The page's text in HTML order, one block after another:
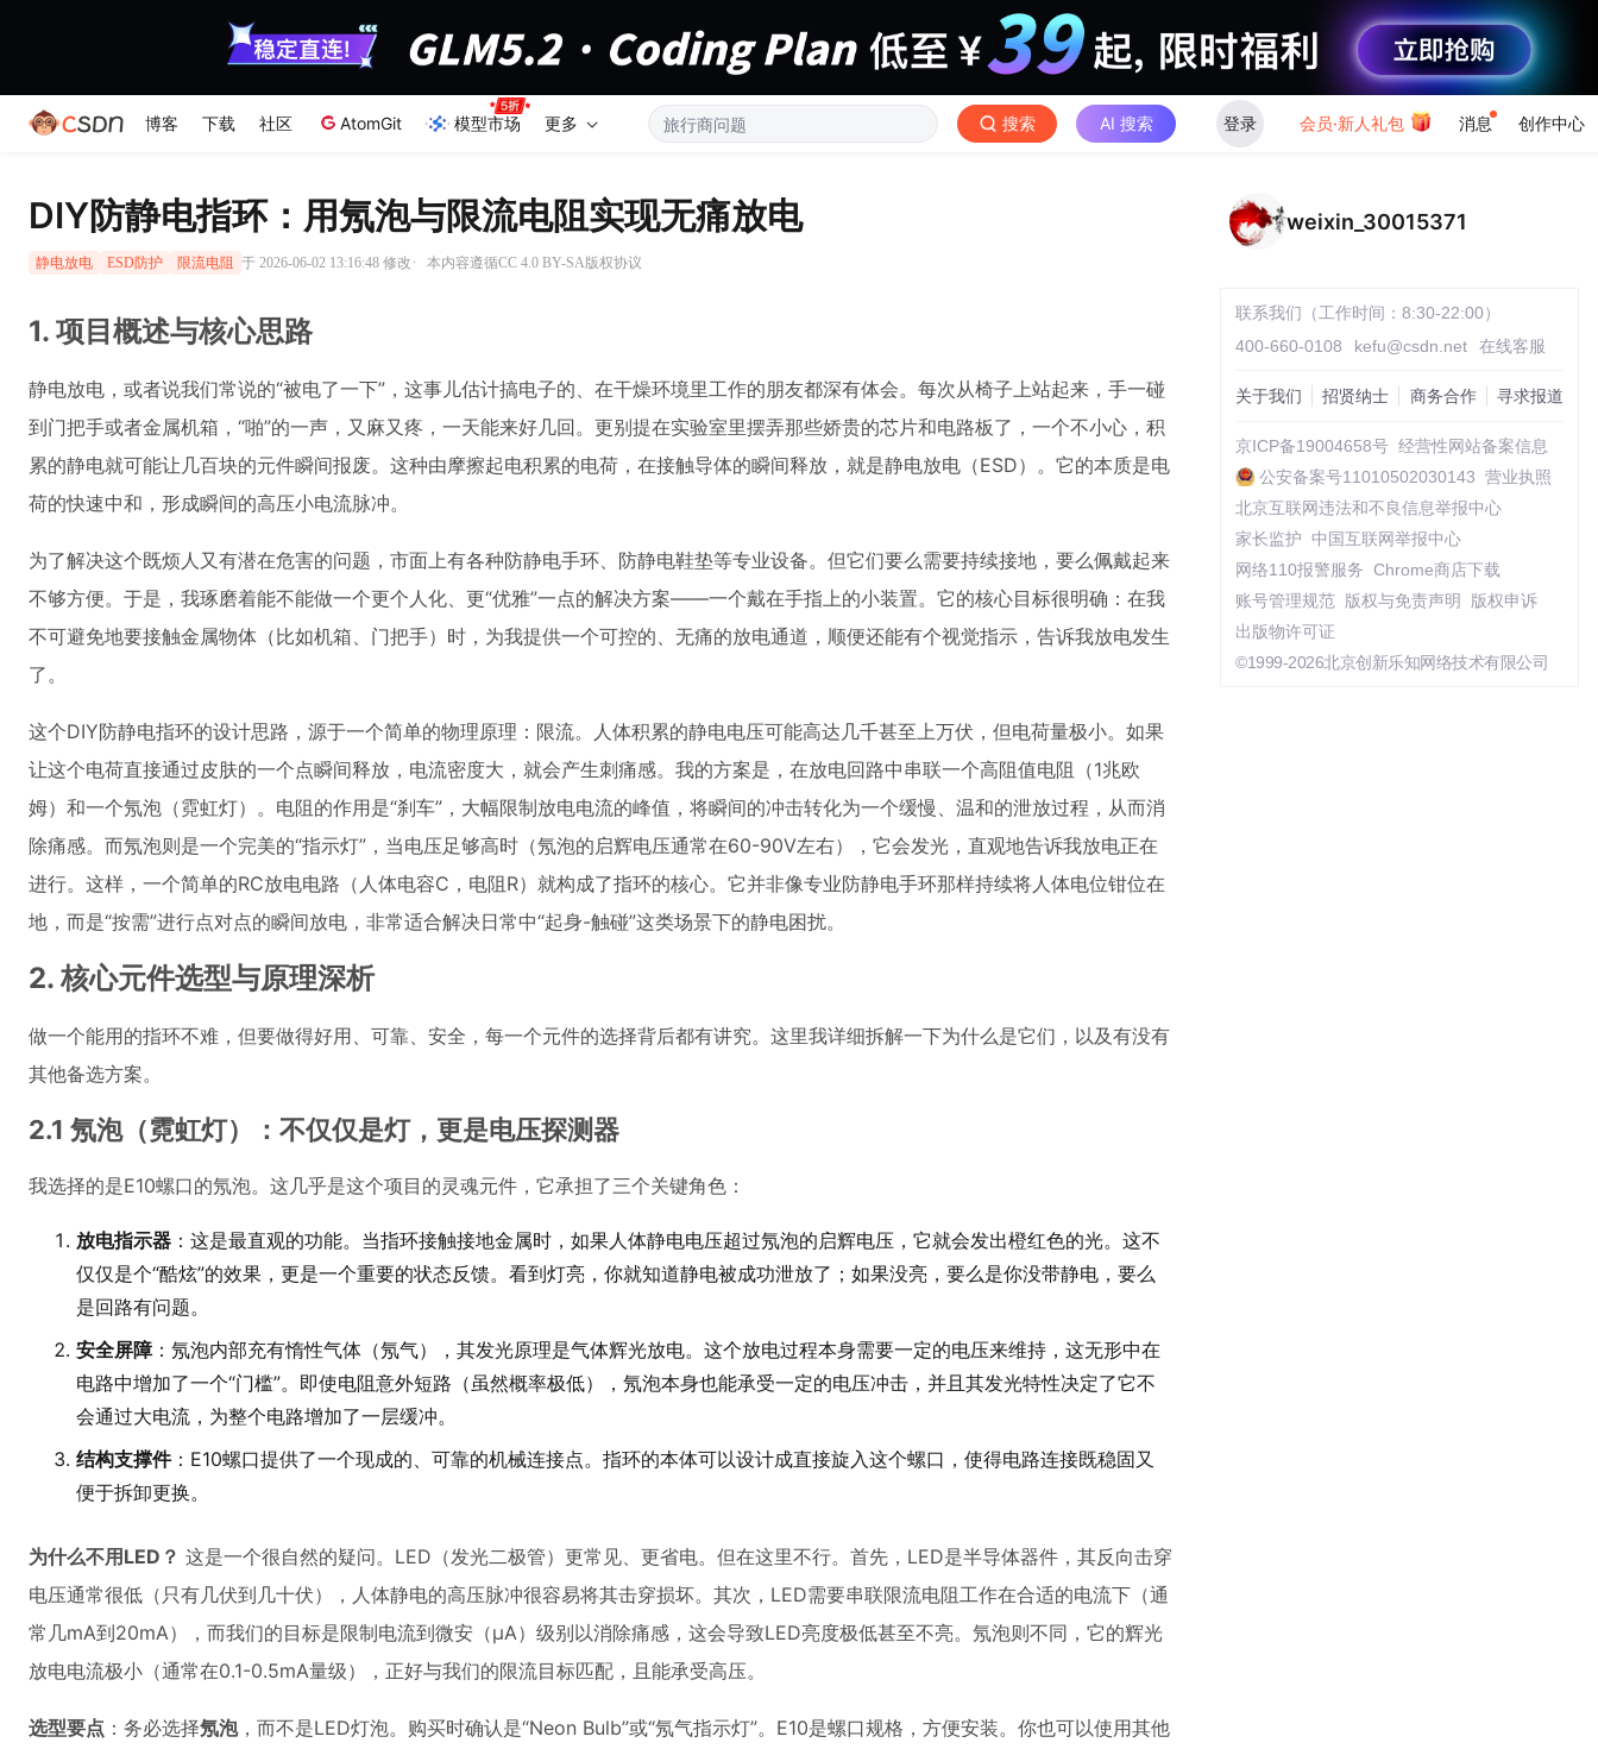
博客 下载 社区 AtomGit 模型市场 更多 搜索 AI 搜索 登录 会员·新人礼包 消息 创作中心
DIY防静电指环：用氖泡与限流电阻实现无痛放电
静电放电 ESD防护 限流电阻 于 2026-06-02 13:16:48 修改· 本内容遵循CC 4.0 BY-SA版权协议
1. 项目概述与核心思路
静电放电，或者说我们常说的“被电了一下”，这事儿估计搞电子的、在干燥环境里工作的朋友都深有体会。每次从椅子上站起来，手一碰
到门把手或者金属机箱，“啪”的一声，又麻又疼，一天能来好几回。更别提在实验室里摆弄那些娇贵的芯片和电路板了，一个不小心，积
累的静电就可能让几百块的元件瞬间报废。这种由摩擦起电积累的电荷，在接触导体的瞬间释放，就是静电放电（ESD）。它的本质是电
荷的快速中和，形成瞬间的高压小电流脉冲。
为了解决这个既烦人又有潜在危害的问题，市面上有各种防静电手环、防静电鞋垫等专业设备。但它们要么需要持续接地，要么佩戴起来
不够方便。于是，我琢磨着能不能做一个更个人化、更“优雅”一点的解决方案——一个戴在手指上的小装置。它的核心目标很明确：在我
不可避免地要接触金属物体（比如机箱、门把手）时，为我提供一个可控的、无痛的放电通道，顺便还能有个视觉指示，告诉我放电发生
了。
这个DIY防静电指环的设计思路，源于一个简单的物理原理：限流。人体积累的静电电压可能高达几千甚至上万伏，但电荷量极小。如果
让这个电荷直接通过皮肤的一个点瞬间释放，电流密度大，就会产生刺痛感。我的方案是，在放电回路中串联一个高阻值电阻（1兆欧
姆）和一个氖泡（霓虹灯）。电阻的作用是“刹车”，大幅限制放电电流的峰值，将瞬间的冲击转化为一个缓慢、温和的泄放过程，从而消
除痛感。而氖泡则是一个完美的“指示灯”，当电压足够高时（氖泡的启辉电压通常在60-90V左右），它会发光，直观地告诉我放电正在
进行。这样，一个简单的RC放电电路（人体电容C，电阻R）就构成了指环的核心。它并非像专业防静电手环那样持续将人体电位钳位在
地，而是“按需”进行点对点的瞬间放电，非常适合解决日常中“起身-触碰”这类场景下的静电困扰。
2. 核心元件选型与原理深析
做一个能用的指环不难，但要做得好用、可靠、安全，每一个元件的选择背后都有讲究。这里我详细拆解一下为什么是它们，以及有没有
其他备选方案。
2.1 氖泡（霓虹灯）：不仅仅是灯，更是电压探测器
我选择的是E10螺口的氖泡。这几乎是这个项目的灵魂元件，它承担了三个关键角色：
放电指示器 ：这是最直观的功能。当指环接触接地金属时，如果人体静电电压超过氖泡的启辉电压，它就会发出橙红色的光。这不
仅仅是个“酷炫”的效果，更是一个重要的状态反馈。看到灯亮，你就知道静电被成功泄放了；如果没亮，要么是你没带静电，要么
是回路有问题。
安全屏障：氖泡内部充有惰性气体（氖气），其发光原理是气体辉光放电。这个放电过程本身需要一定的电压来维持，这无形中在
电路中增加了一个“门槛”。即使电阻意外短路（虽然概率极低），氖泡本身也能承受一定的电压冲击，并且其发光特性决定了它不
会通过大电流，为整个电路增加了一层缓冲。
结构支撑件：E10螺口提供了一个现成的、可靠的机械连接点。指环的本体可以设计成直接旋入这个螺口，使得电路连接既稳固又
便于拆卸更换。
为什么不用LED？ 这是一个很自然的疑问。LED（发光二极管）更常见、更省电。但在这里不行。首先，LED是半导体器件，其反向击穿
电压通常很低（只有几伏到几十伏），人体静电的高压脉冲很容易将其击穿损坏。其次，LED需要串联限流电阻工作在合适的电流下（通
常几mA到20mA），而我们的目标是限制电流到微安（µA）级别以消除痛感，这会导致LED亮度极低甚至不亮。氖泡则不同，它的辉光
放电电流极小（通常在0.1-0.5mA量级），正好与我们的限流目标匹配，且能承受高压。
选型要点 ：务必选择氖泡，而不是LED灯泡。购买时确认是“Neon Bulb”或“氖气指示灯”。E10是螺口规格，方便安装。你也可以使用其他
weixin_30015371
联系我们（工作时间：8:30-22:00）
400-660-0108
kefu@csdn.net 在线客服
关于我们 招贤纳士 商务合作 寻求报道
京ICP备19004658号 经营性网站备案信息
公安备案号11010502030143 营业执照
北京互联网违法和不良信息举报中心
家长监护
中国互联网举报中心
网络110报警服务 Chrome商店下载
账号管理规范
版权与免责声明
版权申诉
出版物许可证
©1999-2026北京创新乐知网络技术有限公司